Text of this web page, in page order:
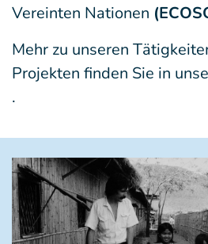
Vereinten Nationen
Mehr zu unseren
Projekten finden Sie in
.